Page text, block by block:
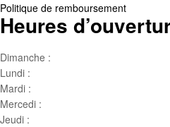
Politique de remboursement
Heures
Dimanche :
Lundi :
Mardi :
Mercedi :
Jeudi :